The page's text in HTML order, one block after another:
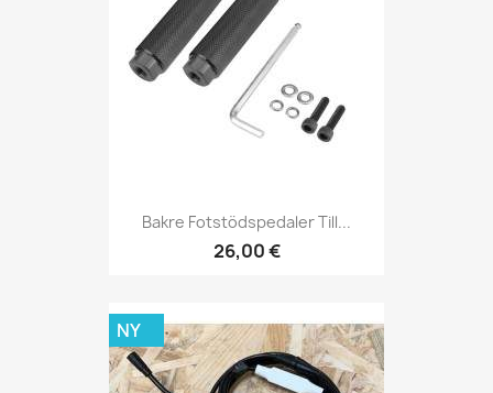
Bakre Fotstödspedaler Till...
26,00 €
NY